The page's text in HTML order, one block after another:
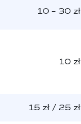
10 – 30 zł
10 zł
15 zł / 25 zł